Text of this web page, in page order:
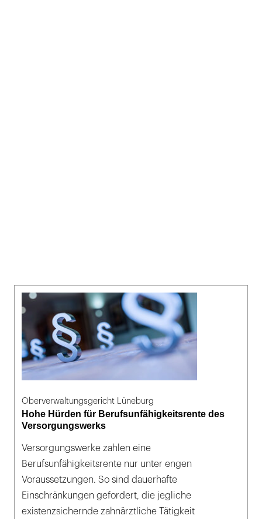
Oberverwaltungsgericht Lüneburg
Hohe Hürden für Berufsunfähigkeitsrente des
Versorgungswerks
Versorgungswerke zahlen eine
Berufsunfähigkeitsrente nur unter engen
Voraussetzungen. So sind dauerhafte
Einschränkungen gefordert, die jegliche
existenzsichernde zahnärztliche Tätigkeit